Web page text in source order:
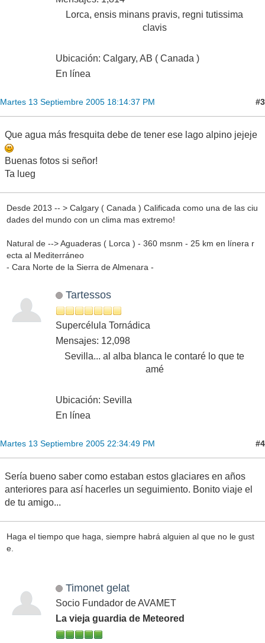
Lorca, ensis minans pravis, regni tutissima
clavis
Ubicación: Calgary, AB ( Canada )
En línea
Martes 13 Septiembre 2005 18:14:37 PM #3
Que agua más fresquita debe de tener ese lago alpino jejeje
Buenas fotos si señor!
Ta lueg
Desde 2013 -- > Calgary ( Canada ) Calificada como una de las ciu
dades del mundo con un clima mas extremo!
Natural de --> Aguaderas ( Lorca ) - 360 msnm - 25 km en línera r
ecta al Mediterráneo
- Cara Norte de la Sierra de Almenara -
Tartessos
Supercélula Tornádica
Mensajes: 12,098
Sevilla... al alba blanca le contaré lo que te
amé
Ubicación: Sevilla
En línea
Martes 13 Septiembre 2005 22:34:49 PM #4
Sería bueno saber como estaban estos glaciares en años
anteriores para así hacerles un seguimiento. Bonito viaje el
de tu amigo...
Haga el tiempo que haga, siempre habrá alguien al que no le gust
e.
Timonet gelat
Socio Fundador de AVAMET
La vieja guardia de Meteored